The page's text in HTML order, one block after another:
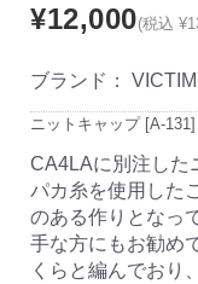
¥12,000(税込
ブランド： VICTIM
ニットキャップ [A-131]
CA4LAに別注した
パカ糸を使用した
のある作りとなっ
手な方にもお勧め
くらと編んでおり